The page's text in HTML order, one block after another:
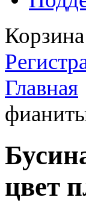
Главная
цвет